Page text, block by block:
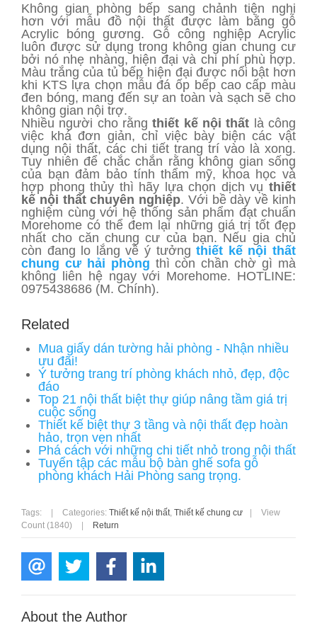
Không gian phòng bếp sang chảnh tiện nghi
hơn với mẫu đồ nội thất được làm bằng gỗ
Acrylic bóng gương. Gỗ công nghiệp Acrylic
luôn được sử dụng trong không gian chung cư
bởi nó nhẹ nhàng, hiện đại và chi phí phù hợp.
Màu trắng của tủ bếp hiện đại được nổi bật hơn
khi KTS lựa chọn mẫu đá ốp bếp cao cấp màu
đen bóng, mang đến sự an toàn và sạch sẽ cho
không gian nội trợ.
Nhiều người cho rằng thiết kế nội thất là công
việc khá đơn giản, chỉ việc bày biện các vật
dụng nội thất, các chi tiết trang trí vào là xong.
Tuy nhiên để chắc chắn rằng không gian sống
của bạn đảm bảo tính thẩm mỹ, khoa học và
hợp phong thủy thì hãy lựa chọn dịch vụ thiết
kế nội thất chuyên nghiệp. Với bề dày về kinh
nghiệm cùng với hệ thống sản phẩm đạt chuẩn
Morehome có thể đem lại những giá trị tốt đẹp
nhất cho căn chung cư của bạn. Nếu gia chủ
còn đang lo lắng về ý tưởngthiết kế nội thất
chung cư hải phòng thì còn chần chờ gì mà
không liên hệ ngay với Morehome. HOTLINE:
0975438686 (M. Chính).
Related
Mua giấy dán tường hải phòng - Nhận nhiều
ưu đãi!
Ý tưởng trang trí phòng khách nhỏ, đẹp, độc
đáo
Top 21 nội thất biệt thự giúp nâng tầm giá trị
cuộc sống
Thiết kế biệt thự 3 tầng và nội thất đẹp hoàn
hảo, trọn vẹn nhất
Phá cách với những chi tiết nhỏ trong nội thất
Tuyển tập các mẫu bộ bàn ghế sofa gỗ
phòng khách Hải Phòng sang trọng.
Tags: | Categories: Thiết kế nội thất, Thiết kế chung cư |
View
Count (1840)
| Return
About the Author